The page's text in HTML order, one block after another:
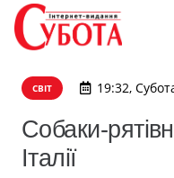
СВІТ 19:32,
Собаки-
Італії